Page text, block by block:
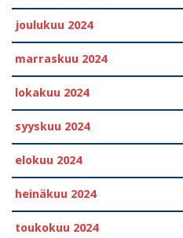
joulukuu 2024
marraskuu 2024
lokakuu 2024
syyskuu 2024
elokuu 2024
heinäkuu 2024
toukokuu 2024